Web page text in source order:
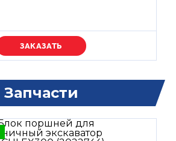
Уточняйте цену
Запчасти